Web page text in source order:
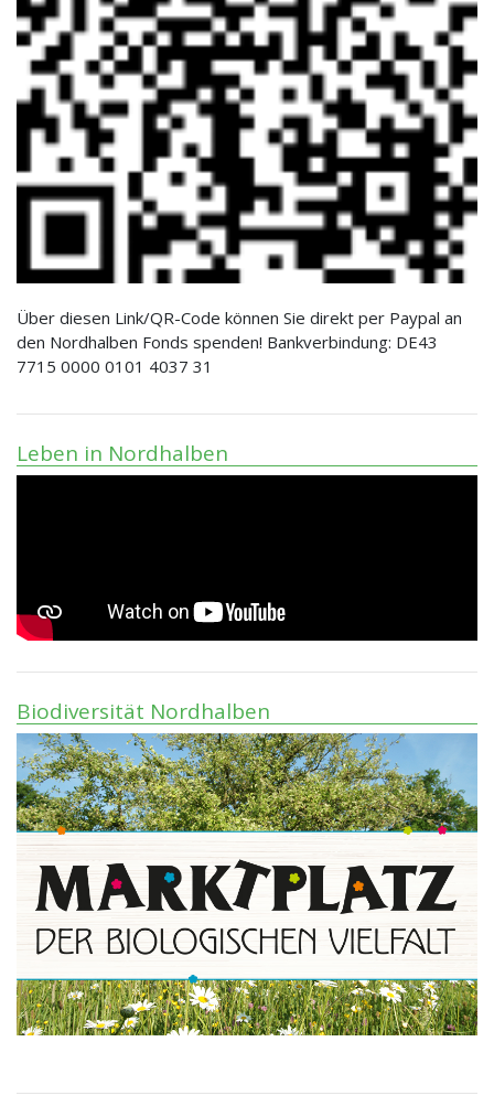
Über diesen Link/QR-Code können Sie direkt per Paypal an
den Nordhalben Fonds spenden! Bankverbindung: DE43
7715 0000 0101 4037 31
Leben in Nordhalben
Biodiversität Nordhalben